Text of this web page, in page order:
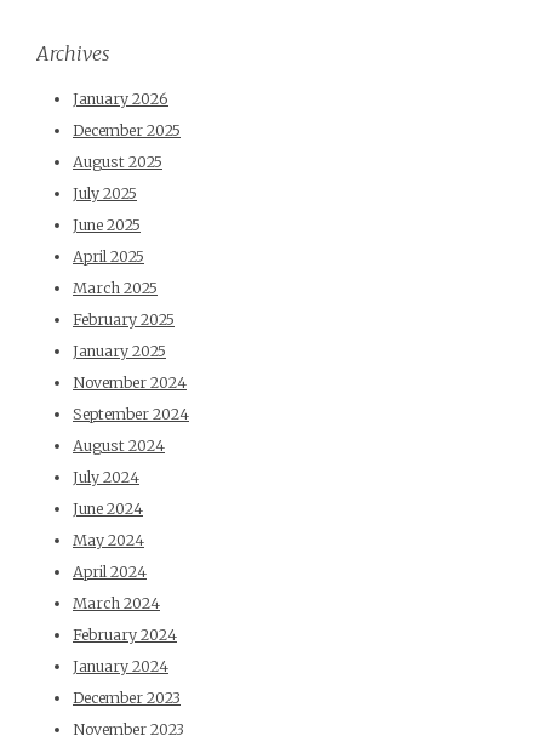
Archives
January 2026
December 2025
August 2025
July 2025
June 2025
April 2025
March 2025
February 2025
January 2025
November 2024
September 2024
August 2024
July 2024
June 2024
May 2024
April 2024
March 2024
February 2024
January 2024
December 2023
November 2023